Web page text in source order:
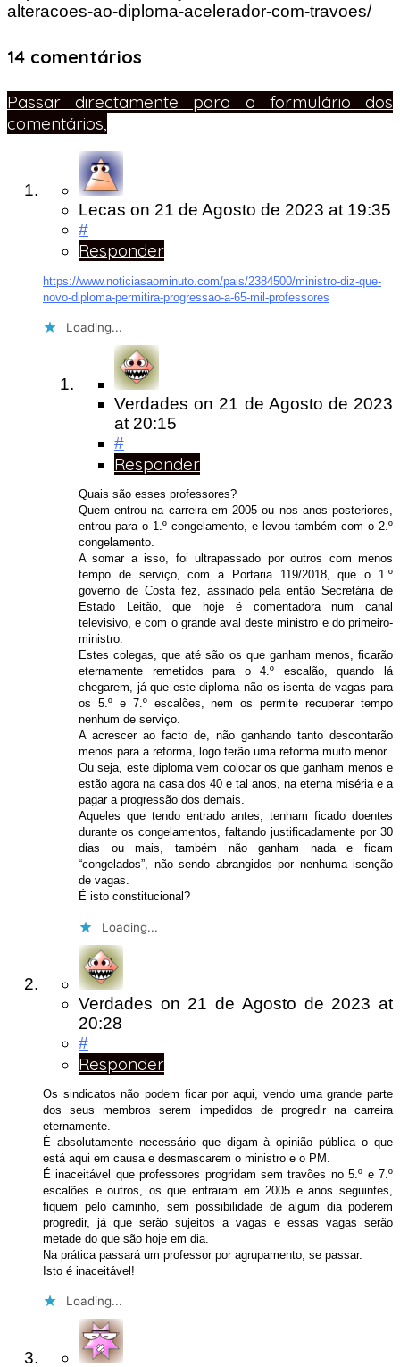
alteracoes-ao-diploma-acelerador-com-travoes/
14 comentários
Passar directamente para o formulário dos
comentários,
Lecas on 21 de Agosto de 2023 at 19:35
#
Responder
https://www.noticiasaominuto.com/pais/2384500/ministro-diz-que-
novo-diploma-permitira-progressao-a-65-mil-professores
Loading...
Verdades on 21 de Agosto de 2023
at 20:15
#
Responder
Quais são esses professores?
Quem entrou na carreira em 2005 ou nos anos posteriores,
entrou para o 1.º congelamento, e levou também com o 2.º
congelamento.
A somar a isso, foi ultrapassado por outros com menos
tempo de serviço, com a Portaria 119/2018, que o 1.º
governo de Costa fez, assinado pela então Secretária de
Estado Leitão, que hoje é comentadora num canal
televisivo, e com o grande aval deste ministro e do primeiro-
ministro.
Estes colegas, que até são os que ganham menos, ficarão
eternamente remetidos para o 4.º escalão, quando lá
chegarem, já que este diploma não os isenta de vagas para
os 5.º e 7.º escalões, nem os permite recuperar tempo
nenhum de serviço.
A acrescer ao facto de, não ganhando tanto descontarão
menos para a reforma, logo terão uma reforma muito menor.
Ou seja, este diploma vem colocar os que ganham menos e
estão agora na casa dos 40 e tal anos, na eterna miséria e a
pagar a progressão dos demais.
Aqueles que tendo entrado antes, tenham ficado doentes
durante os congelamentos, faltando justificadamente por 30
dias ou mais, também não ganham nada e ficam
“congelados”, não sendo abrangidos por nenhuma isenção
de vagas.
É isto constitucional?
Loading...
Verdades on 21 de Agosto de 2023at
20:28
#
Responder
Os sindicatos não podem ficar por aqui, vendo uma grande parte
dos seus membros serem impedidos de progredir na carreira
eternamente.
É absolutamente necessário que digam à opinião pública o que
está aqui em causa e desmascarem o ministro e o PM.
É inaceitável que professores progridam sem travões no 5.º e 7.º
escalões e outros, os que entraram em 2005 e anos seguintes,
fiquem pelo caminho, sem possibilidade de algum dia poderem
progredir, já que serão sujeitos a vagas e essas vagas serão
metade do que são hoje em dia.
Na prática passará um professor por agrupamento, se passar.
Isto é inaceitável!
Loading...